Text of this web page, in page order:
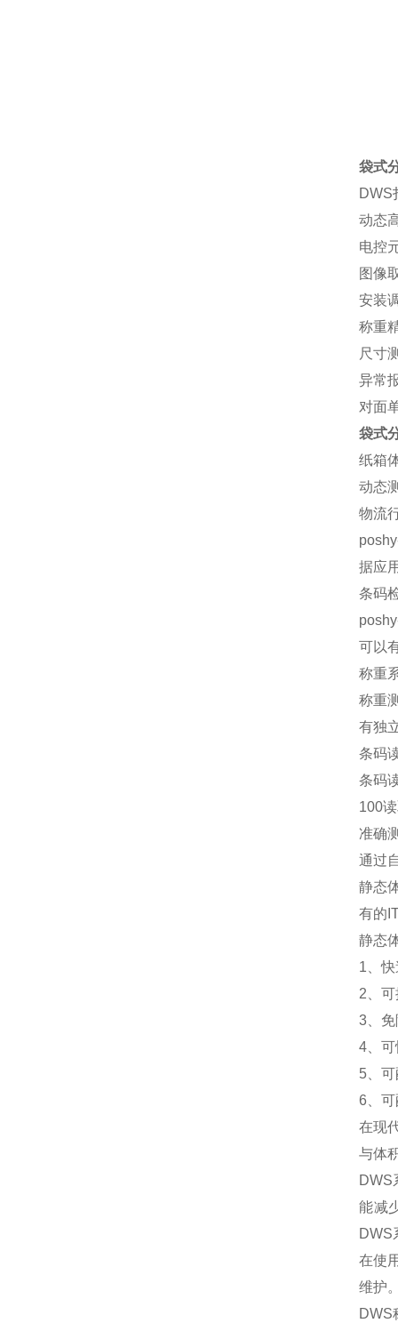
袋式
DWS
动态
电控
图像
安装
称重
尺寸
异常
对面
袋式
纸箱
动态
物流
据应
条码
可以
称重
称重
有独
条码
条码
100
准确
通过
静态
有的
静态
1、
2、
3、
4、
5、
6、
在现
与体
DWS
能减
DWS
在使
维护
DWS